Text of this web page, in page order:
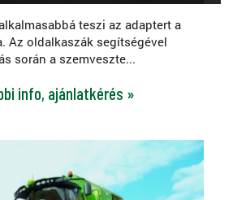
teszi az adaptert a
Az oldalkaszák segítségével
során a szemveszte...
info, ajánlatkérés »